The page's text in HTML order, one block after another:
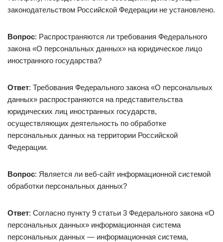
законодательством Российской Федерации не установлено.
Вопрос: Распространяются ли требования Федерального
закона «О персональных данных» на юридическое лицо
иностранного государства?
Ответ: Требования Федерального закона «О персональных
данных» распространяются на представительства
юридических лиц иностранных государств,
осуществляющих деятельность по обработке
персональных данных на территории Российской
Федерации.
Вопрос: Является ли веб-сайт информационной системой
обработки персональных данных?
Ответ: Согласно пункту 9 статьи 3 Федерального закона «О
персональных данных» информационная система
персональных данных — информационная система,